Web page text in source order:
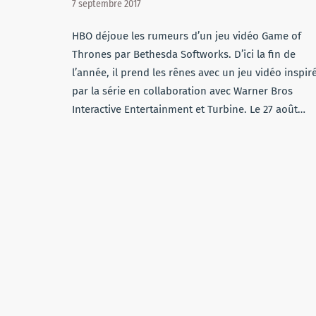
7 septembre 2017
HBO déjoue les rumeurs d’un jeu vidéo Game of
Thrones par Bethesda Softworks. D’ici la fin de
l’année, il prend les rênes avec un jeu vidéo
par la série en collaboration avec Warner Bros
Interactive Entertainment et Turbine. Le 27 août…